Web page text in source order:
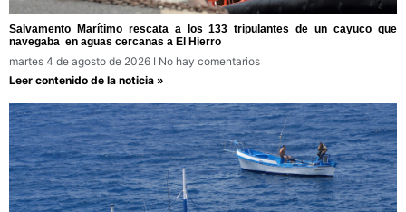
Salvamento Marítimo rescata a los 133 tripulantes de un cayuco que
navegaba en aguas cercanas a El Hierro
martes 4 de agosto de 2026
No hay comentarios
Leer contenido de la noticia »